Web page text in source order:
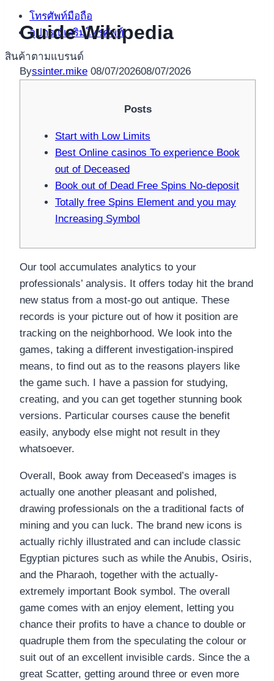
โทรศัพท์มือถือ
อุปกรณ์เสริมโทรศัพท์
สินค้าตามแบรนด์
Guide Wikipedia
Byssinter.mike 08/07/202608/07/2026
Posts
Start with Low Limits
Best Online casinos To experience Book
out of Deceased
Book out of Dead Free Spins No-deposit
Totally free Spins Element and you may
Increasing Symbol
Our tool accumulates analytics to your
professionals’ analysis. It offers today hit the brand
new status from a most-go out antique. These
records is your picture out of how it position are
tracking on the neighborhood. We look into the
games, taking a different investigation-inspired
means, to find out as to the reasons players like
the game such. I have a passion for studying,
creating, and you can get together stunning book
versions. Particular courses cause the benefit
easily, anybody else might not result in they
whatsoever.
Overall, Book away from Deceased’s images is
actually one another pleasant and polished,
drawing professionals on the a traditional facts of
mining and you can luck. The brand new icons is
actually richly illustrated and can include classic
Egyptian pictures such as while the Anubis, Osiris,
and the Pharaoh, together with the actually-
extremely important Book symbol. The overall
game comes with an enjoy element, letting you
chance their profits to have a chance to double or
quadruple them from the speculating the colour or
suit out of an excellent invisible cards. Since the a
great Scatter, getting around three or even more